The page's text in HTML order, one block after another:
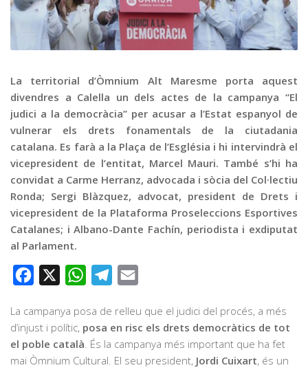
Publicitat
Contacte
La territorial d’Òmnium Alt Maresme porta aquest
divendres a Calella un dels actes de la campanya “El
judici a la democràcia” per acusar a l’Estat espanyol de
vulnerar els drets fonamentals de la ciutadania
catalana. Es farà a la Plaça de l’Església i hi intervindrà el
vicepresident de l’entitat, Marcel Mauri. També s’hi ha
convidat a Carme Herranz, advocada i sòcia del Col·lectiu
Ronda; Sergi Blàzquez, advocat, president de Drets i
vicepresident de la Plataforma Proseleccions Esportives
Catalanes; i Albano-Dante Fachín, periodista i exdiputat
al Parlament.
Facebook WhatsAppTelegram
La campanya posa de relleu que el judici del procés, a més
d’injust i polític, posa en risc els drets democràtics de tot
el poble català . És la campanya més important que ha fet
mai Òmnium Cultural. El seu president, Jordi Cuixart, és un